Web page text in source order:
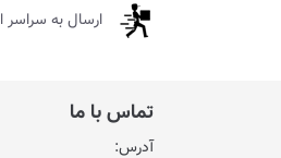
ارسال به سراسر
تماس با ما
آدرس: